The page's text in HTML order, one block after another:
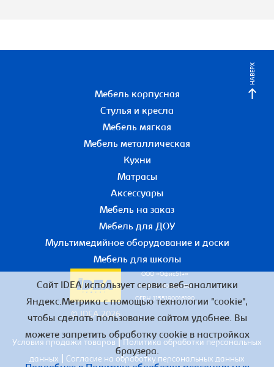
НАВЕРХ
Мебель корпусная
Стулья и кресла
Мебель мягкая
Мебель металлическая
Кухни
Матрасы
Аксессуары
Мебель на заказ
Мебель для ДОУ
Мультимедийное оборудование и доски
Мебель для школы
© IDEA 2026
ООО «Офис51+»
ИНН 5190055780
ОГРН 1155190016190
Условия продажи товаров | Политика обработки персональных
данных
Согласие на обработку персональных данных
Сайт IDEA использует сервис веб-аналитики
Яндекс.Метрика с помощью технологии "cookie",
чтобы сделать пользование сайтом удобнее. Вы
можете запретить обработку cookie в настройках
браузера.